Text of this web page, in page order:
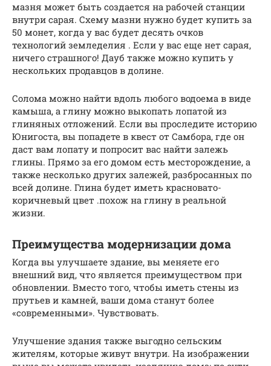
мазня может быть создается на рабочей станции
внутри сарая. Схему мазни нужно будет купить за
50 монет, когда у вас будет десять очков
технологий земледелия . Если у вас еще нет сарая,
ничего страшного! Дауб также можно купить у
нескольких продавцов в долине.
Солома можно найти вдоль любого водоема в виде
камыша, а глину можно выкопать лопатой из
глиняных отложений. Если вы проследите историю
Юнигоста, вы попадете в квест от Самбора, где он
даст вам лопату и попросит вас найти залежь
глины. Прямо за его домом есть месторождение, а
также несколько других залежей, разбросанных по
всей долине. Глина будет иметь красновато-
коричневый цвет .похож на глину в реальной
жизни.
Преимущества модернизации дома
Когда вы улучшаете здание, вы меняете его
внешний вид, что является преимуществом при
обновлении. Вместо того, чтобы иметь стены из
прутьев и камней, ваши дома станут более
«современными». Чувствовать.
Улучшение здания также выгодно сельским
жителям, которые живут внутри. На изображении